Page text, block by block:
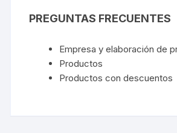
PREGUNTAS FRECUENTES
Empresa y elaboración de
Productos
Productos con descuentos